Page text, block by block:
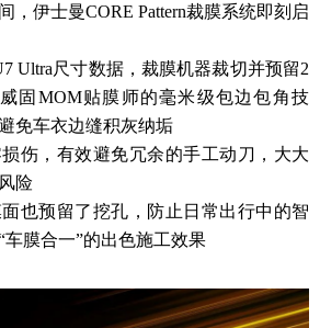
，伊士曼CORE Pattern裁膜系统即刻启
Ultra尺寸数据，裁膜机器裁切并预留2
固MOM贴膜师的毫米级包边包角技
免车衣边缝积灰纳垢
伤，有效避免冗余的手工动刀，大大
险
也预留了挖孔，防止日常出行中的智
膜合一”的出色施工效果